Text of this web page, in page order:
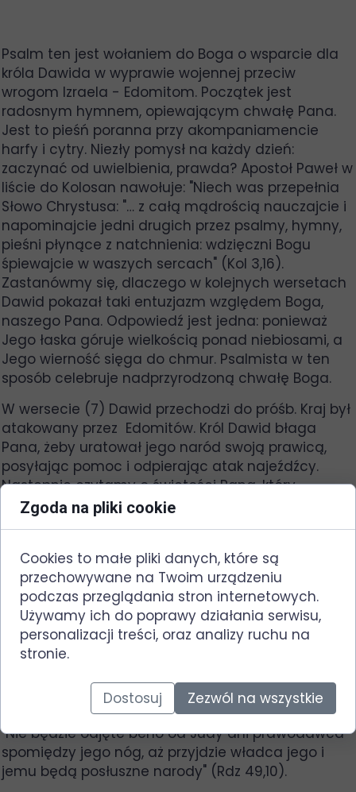
Psalm ten jest wołaniem do Boga o wsparcie dla
króla Dawida w wyprawie wojennej przeciw
wrogom Izraela - Edomitom. Początek jest
radosnym hymnem, opiewającym chwałę Pana.
Jest to pieśń poranna przy akompaniamencie
harfy i cytry. Niezły pomysł na każdy dzień:
zaczynać od uwielbienia, prawda? Apostoł Paweł w
liście do Kolosan nawołuje: "Niech was przepełnia
Słowo Chrystusa: "… z całą mądrością nauczajcie i
napominajcie jedni drugich przez psalmy, hymny,
pieśni płynące z natchnienia: wdzięczni Bogu
śpiewajcie w waszych sercach" (Kol 3,16).
Zastanówmy się, dlaczego w kolejnych wersetach
Dawid pokazał taki entuzjazm względem Boga,
naszego Pana. Odpowiedź jest jedna: ponieważ
Jego łaska góruje wielkością ponad niebiosami, a
Jego wierność sięga do chmur. Psalmista w ten
sposób celebruje nadprzyrodzoną chwałę Boga.
W wersecie (7) Dawid przechodzi do próśb. Kraj był
atakowany przez Edomitów. Król Dawid błaga
Pana, żeby uratował jego naród swoją prawicą,
posyłając pomoc i odpierając atak najeźdźcy.
Następnie czytamy o świętości Pana, który
pokazał, że w swojej Świątyni jest niewzruszony i
pogańskich. Obiecuje, że przyszłe panowanie
Mesjasza obejmie: obszar Sychem gdzie znajduje
się studnia Jakuba, dolinę Sukkot gdzie Jakub
postawił szałasy dla trzody, wyżynę Gileadu znaną
z pastwisk oraz plemiona Manassesa z jego
terenami po obu stronach Jordanu. Efraim będzie
obronie Królestwa. Juda natomiast będzie Jego
prawodawcą z siedzibą rządu zgodnie z obietnicą:
"Nie będzie odjęte berło od Judy ani prawodawca
spomiędzy jego nóg, aż przyjdzie władca jego i
jemu będą posłuszne narody" (Rdz 49,10).
Zgoda na pliki cookie
Cookies to małe pliki danych, które są
przechowywane na Twoim urządzeniu
podczas przeglądania stron internetowych.
Używamy ich do poprawy działania serwisu,
personalizacji treści, oraz analizy ruchu na
stronie.
Dostosuj Zezwól na wszystkie